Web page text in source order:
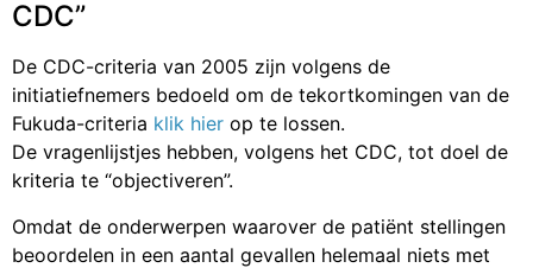
CDC”
De CDC-criteria van 2005 zijn volgens de
initiatiefnemers bedoeld om de tekortkomingen van de
Fukuda-criteria klik hier op te lossen.
De vragenlijstjes hebben, volgens het CDC, tot doel de
kriteria te “objectiveren”.
Omdat de onderwerpen waarover de patiënt stellingen
beoordelen in een aantal gevallen helemaal niets met